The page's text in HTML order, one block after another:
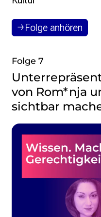
Folge anhören
Folge 7
von Rom*nja
sichtbar